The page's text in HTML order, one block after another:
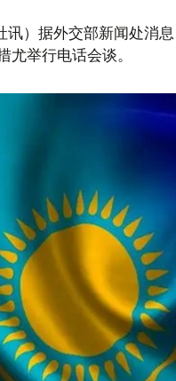
讯）据外交部新闻处消
尤举行电话会谈。